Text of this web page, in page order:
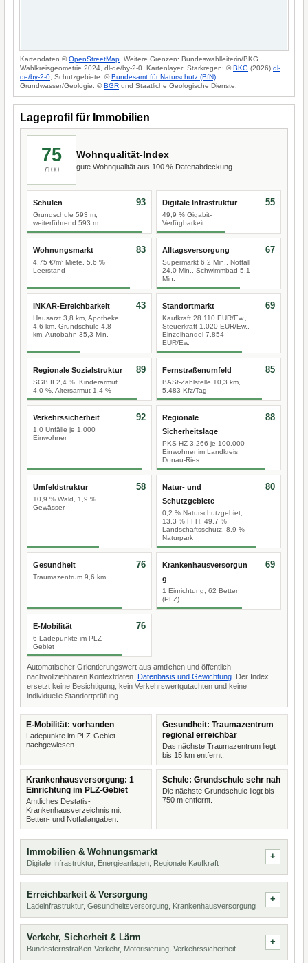
Kartendaten ©OpenStreetMap . Weitere Grenzen: Bundeswahlleiterin/BKG
Wahlkreisgeometrie 2024, dl-de/by-2-0. Kartenlayer: Starkregen: ©BKG (2026) dl-
de/by-2-0; Schutzgebiete: ©Bundesamt für Naturschutz (BfN);
Grundwasser/Geologie: ©BGR und Staatliche Geologische Dienste.
Lageprofil für Immobilien
75
/100
Wohnqualität-Index
gute Wohnqualität aus 100 % Datenabdeckung.
Schulen
Grundschule 593 m,
weiterführend 593 m
93 Digitale Infrastruktur
49,9 % Gigabit-
Verfügbarkeit
55
Wohnungsmarkt
4,75 €/m² Miete, 5,6 %
Leerstand
83 Alltagsversorgung
Supermarkt 6,2 Min., Notfall
24,0 Min., Schwimmbad 5,1
Min.
67
INKAR-Erreichbarkeit
Hausarzt 3,8 km, Apotheke
4,6 km, Grundschule 4,8
km, Autobahn 35,3 Min.
43 Standortmarkt
Kaufkraft 28.110 EUR/Ew.,
Steuerkraft 1.020 EUR/Ew.,
Einzelhandel 7.854
EUR/Ew.
69
Regionale Sozialstruktur
SGB II 2,4 %, Kinderarmut
4,0 %, Altersarmut 1,4 %
89 Fernstraßenumfeld
BASt-Zählstelle 10,3 km,
5.483 Kfz/Tag
85
Verkehrssicherheit
1,0 Unfälle je 1.000
Einwohner
92
Regionale
Sicherheitslage
PKS-HZ 3.266 je 100.000
Einwohner im Landkreis
Donau-Ries
88
Umfeldstruktur
10,9 % Wald, 1,9 %
Gewässer
58
Natur- und
Schutzgebiete
0,2 % Naturschutzgebiet,
13,3 % FFH, 49,7 %
Landschaftsschutz, 8,9 %
Naturpark
80
Gesundheit
Traumazentrum 9,6 km
76
Krankenhausversorgun
g
1 Einrichtung, 62 Betten
(PLZ)
69
E-Mobilität
6 Ladepunkte im PLZ-
Gebiet
76
Automatischer Orientierungswert aus amtlichen und öffentlich
nachvollziehbaren Kontextdaten. Datenbasis und Gewichtung . Der Index
ersetzt keine Besichtigung, kein Verkehrswertgutachten und keine
individuelle Standortprüfung.
E-Mobilität: vorhanden
Ladepunkte im PLZ-Gebiet
nachgewiesen.
Gesundheit: Traumazentrum
regional erreichbar
Das nächste Traumazentrum liegt
bis 15 km entfernt.
Krankenhausversorgung: 1
Einrichtung im PLZ-Gebiet
Amtliches Destatis-
Krankenhausverzeichnis mit
Betten- und Notfallangaben.
Schule: Grundschule sehr nah
Die nächste Grundschule liegt bis
750 m entfernt.
Immobilien & Wohnungsmarkt
Digitale Infrastruktur, Energieanlagen, Regionale Kaufkraft
Erreichbarkeit & Versorgung
Ladeinfrastruktur, Gesundheitsversorgung, Krankenhausversorgung
Verkehr, Sicherheit & Lärm
Bundesfernstraßen-Verkehr, Motorisierung, Verkehrssicherheit